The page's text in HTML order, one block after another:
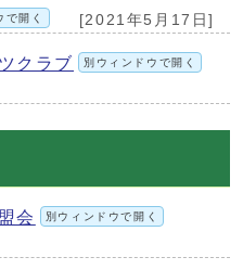
で開く [2021年5月17日]
クラブ 別ウィンドウで開く
会 別ウィンドウで開く